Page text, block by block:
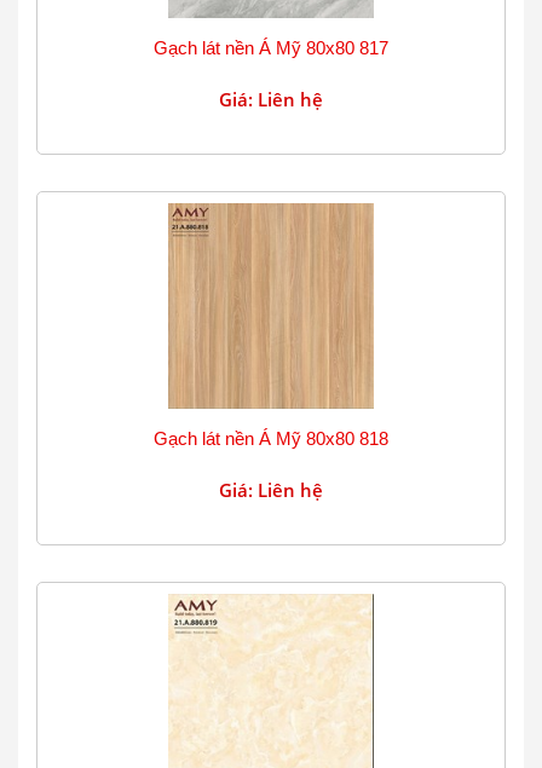
Gạch lát nền Á Mỹ 80x80 817
Giá: Liên hệ
Gạch lát nền Á Mỹ 80x80 818
Giá: Liên hệ